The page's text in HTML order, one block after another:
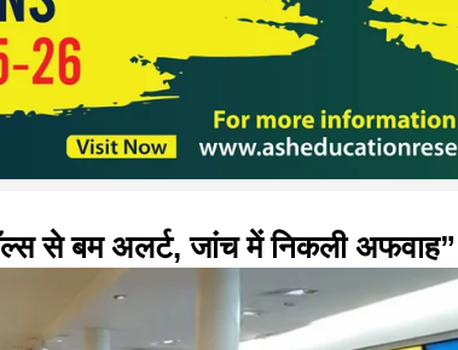
से बम अलर्ट, जांच में निकली अफवाह”